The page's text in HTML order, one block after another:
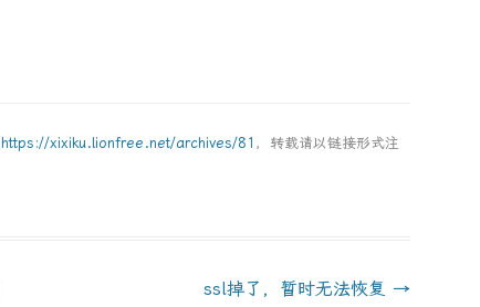
https://xixiku.lionfree.net/archives/81 ，转载请以链接形式注
ssl掉了，暂时无法恢复 →